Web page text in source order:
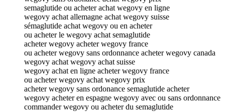
semaglutide ou acheter achat wegovy en ligne
wegovy achat allemagne achat wegovy suisse
sémaglutide achat wegovy ou en acheter
ou acheter le wegovy achat semaglutide
acheter wegovy acheter wegovy france
ou acheter wegovy sans ordonnance acheter wegovy canada
wegovy achat wegovy achat suisse
wegovy achat en ligne acheter wegovy france
ou acheter wegovy achat wegovy prix
acheter wegovy sans ordonance semaglutide acheter
wegovy acheter en espagne wegovy avec ou sans ordonnance
commander wegovy ou acheter du semaglutide